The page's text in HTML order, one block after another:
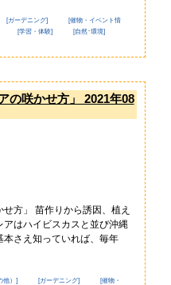
[ガーデニング]
[催物・イベント情
[学習・体験] [自然･環境]
の咲かせ方」 2021年08
方」 苗作りから誘因、植え
はハイビスカスと並び沖縄
さえ知っていれば、毎年
他）] [ガーデニング]
[催物・